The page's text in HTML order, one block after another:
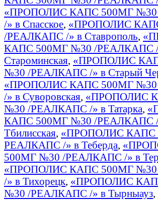
«ПРОПОЛИС КАПС 500МГ
/» в Спасское, «ПРОПОЛИС
/РЕАЛКАПС /» в Ставрополь,
КАПС 500МГ №30 /РЕАЛКАПС /
Староминская, «ПРОПОЛИС
№30 /РЕАЛКАПС /» в Старый
«ПРОПОЛИС КАПС 500МГ
/» в Суворовская, «ПРОПОЛИС
№30 /РЕАЛКАПС /» в Татарка,
КАПС 500МГ №30 /РЕАЛКАПС /
Тбилисская, «ПРОПОЛИС КАПС
РЕАЛКАПС /» в Теберда,
500МГ №30 /РЕАЛКАПС /» в
«ПРОПОЛИС КАПС 500МГ
/» в Тихорецк, «ПРОПОЛИС
№30 /РЕАЛКАПС /» в Тырныауз,